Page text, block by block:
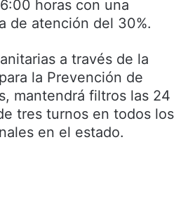
horas con una
de atención del 30%.
a través de la
la Prevención de
mantendrá filtros las 24
tres turnos en todos los
en el estado.